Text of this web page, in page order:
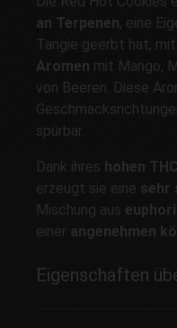
an Terpenen, eine
Tangie geerbt hat, mit
Aromen mit Mango,
von Beeren. Diese
spürbar.
Dank ihres hohen
erzeugt sie eine sehr
Mischung aus
einer angenehmen
Eigenschaften